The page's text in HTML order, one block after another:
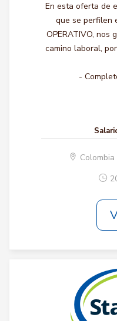
En esta oferta de
que se perfilen
OPERATIVO, nos
camino laboral,
-